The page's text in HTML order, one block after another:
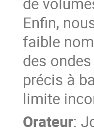
Enfin,
faible
des
précis à
limite
Orateur: